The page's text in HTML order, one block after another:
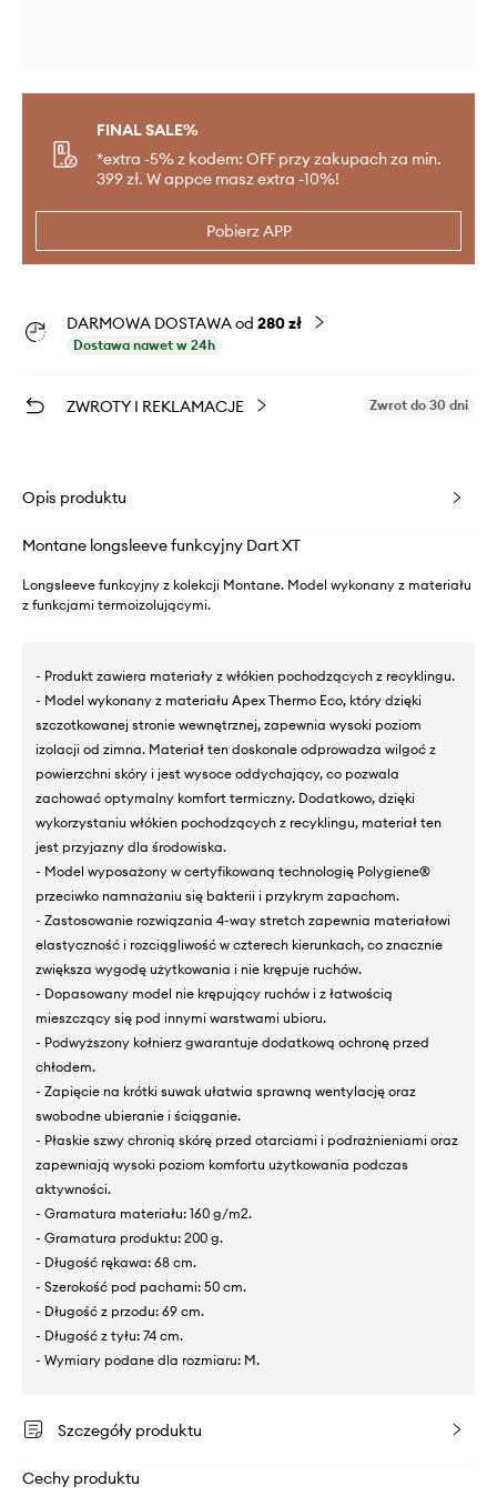
FINAL SALE%
*extra -5% z kodem: OFF przy zakupach za min.
399 zł. W appce masz extra -10%!
Pobierz APP
DARMOWA DOSTAWA od 280 zł
Dostawa nawet w 24h
ZWROTY I REKLAMACJE Zwrot do 30 dni
Opis produktu
Montane longsleeve funkcyjny Dart XT
Longsleeve funkcyjny z kolekcji Montane. Model wykonany z materiału
z funkcjami termoizolującymi.
- Produkt zawiera materiały z włókien pochodzących z recyklingu.
- Model wykonany z materiału Apex Thermo Eco, który dzięki
szczotkowanej stronie wewnętrznej, zapewnia wysoki poziom
izolacji od zimna. Materiał ten doskonale odprowadza wilgoć z
powierzchni skóry i jest wysoce oddychający, co pozwala
zachować optymalny komfort termiczny. Dodatkowo, dzięki
wykorzystaniu włókien pochodzących z recyklingu, materiał ten
jest przyjazny dla środowiska.
- Model wyposażony w certyfikowaną technologię Polygiene®
przeciwko namnażaniu się bakterii i przykrym zapachom.
- Zastosowanie rozwiązania 4-way stretch zapewnia materiałowi
elastyczność i rozciągliwość w czterech kierunkach, co znacznie
zwiększa wygodę użytkowania i nie krępuje ruchów.
- Dopasowany model nie krępujący ruchów i z łatwością
mieszczący się pod innymi warstwami ubioru.
- Podwyższony kołnierz gwarantuje dodatkową ochronę przed
chłodem.
- Zapięcie na krótki suwak ułatwia sprawną wentylację oraz
swobodne ubieranie i ściąganie.
- Płaskie szwy chronią skórę przed otarciami i podrażnieniami oraz
zapewniają wysoki poziom komfortu użytkowania podczas
aktywności.
- Gramatura materiału: 160 g/m2.
- Gramatura produktu: 200 g.
- Długość rękawa: 68 cm.
- Szerokość pod pachami: 50 cm.
- Długość z przodu: 69 cm.
- Długość z tyłu: 74 cm.
- Wymiary podane dla rozmiaru: M.
Szczegóły produktu
Cechy produktu